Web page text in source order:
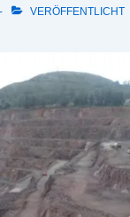
VERÖFFENTLICHT